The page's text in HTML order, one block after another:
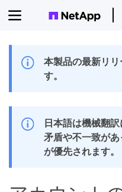
本製品の最新リ
す。
日本語は機械翻
矛盾や不一致が
が優先されます。